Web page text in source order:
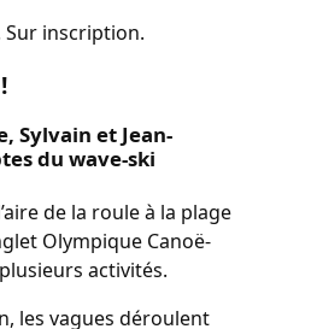
Sur inscription.
Sylvain et Jean-
du wave-ski
de la roule à la plage
Olympique Canoë-
activités.
les vagues déroulent